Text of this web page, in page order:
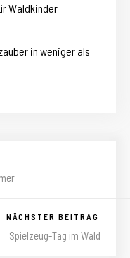
Waldkinder
in weniger als
NÄCHSTER BEITRAG
Spielzeug-Tag im Wald